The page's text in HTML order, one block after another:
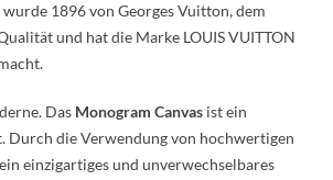
1896 von Georges Vuitton, dem
und hat die Marke LOUIS VUITTON
Das Monogram Canvas ist ein
Durch die Verwendung von hochwertigen
einzigartiges und unverwechselbares